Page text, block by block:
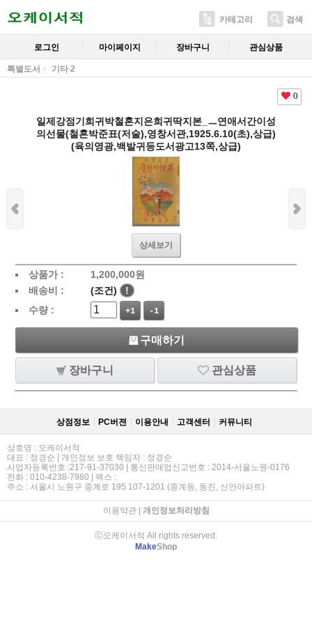
카테고리 검색
로그인 마이페이지 장바구니 관심상품
특별도서 기타 2
0
일제강점기희귀박철혼지은희귀딱지본_ㅡ연애서간이성
의선물(철혼박준표(저술),영창서관,1925.6.10(초),상급)
(육의영광,백발귀등도서광고13쪽,상급)
상세보기
상품가 : 1,200,000원
배송비 :
(조건)
!
수량 :
+1 -1
구매하기
장바구니 관심상품
상점정보 PC버젼 이용안내 고객센터 커뮤니티
상호명 : 오케이서적
대표 : 정경순 | 개인정보 보호 책임자 : 정경순
사업자등록번호 :217-91-37030 | 통신판매업신고번호 : 2014-서울노원-0176
전화 : 010-4238-7980 | 팩스 :
주소 : 서울시 노원구 중계로 195 107-1201 (중계동, 동진, 신안아파트)
이용약관| 개인정보처리방침
ⓒ오케이서적 All rights reserved.
MakeShop